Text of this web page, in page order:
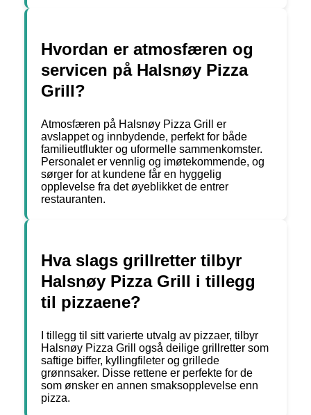
Hvordan er atmosfæren og
servicen på Halsnøy Pizza
Grill?
Atmosfæren på Halsnøy Pizza Grill er
avslappet og innbydende, perfekt for både
familieutflukter og uformelle sammenkomster.
Personalet er vennlig og imøtekommende, og
sørger for at kundene får en hyggelig
opplevelse fra det øyeblikket de entrer
restauranten.
Hva slags grillretter tilbyr
Halsnøy Pizza Grill i tillegg
til pizzaene?
I tillegg til sitt varierte utvalg av pizzaer, tilbyr
Halsnøy Pizza Grill også deilige grillretter som
saftige biffer, kyllingfileter og grillede
grønnsaker. Disse rettene er perfekte for de
som ønsker en annen smaksopplevelse enn
pizza.